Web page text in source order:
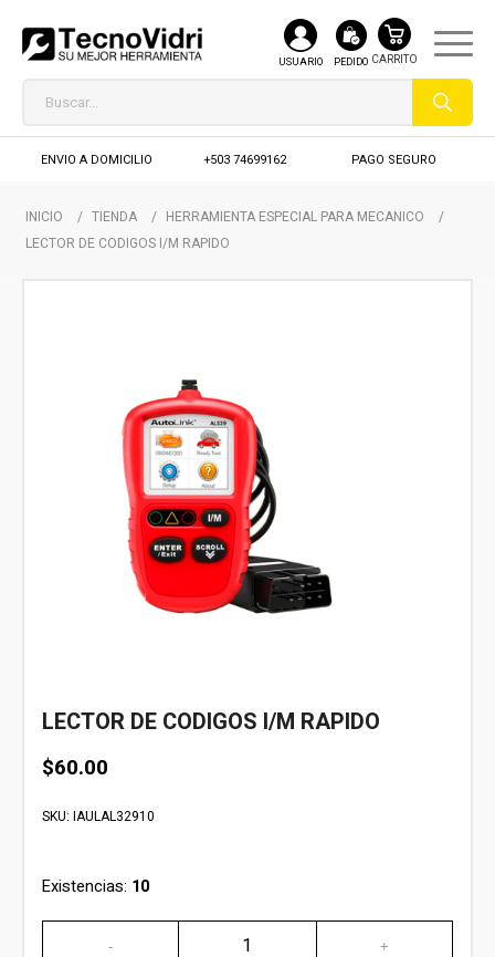
USUARIO PEDIDO
ENVIO A DOMICILIO +503 74699162 PAGO SEGURO
INICIO / TIENDA / HERRAMIENTA ESPECIAL PARA MECANICO
/
LECTOR DE CODIGOS I/M RAPIDO
LECTOR DE CODIGOS I/M RAPIDO
$60.00
SKU: IAULAL32910
Existencias: 10